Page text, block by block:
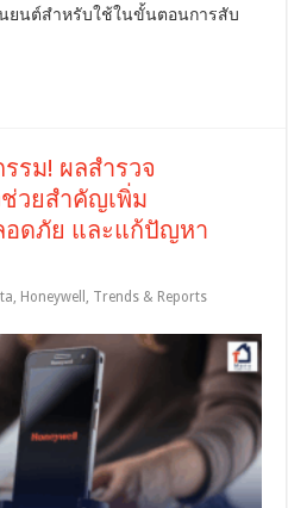
ยนต์สำหรับใช้ในขั้นตอนการสับ
รม! ผลสำรวจ
ช่วยสำคัญเพิ่ม
อดภัย และแก้ปัญหา
, Honeywell , Trends & Reports